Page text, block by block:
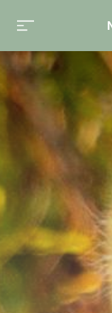
Toute l'actualité sur